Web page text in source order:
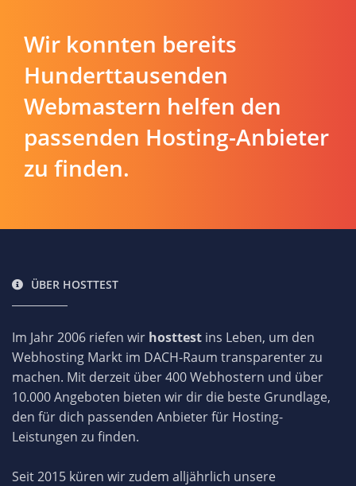
Wir konnten bereits
Hunderttausenden
Webmastern helfen den
passenden Hosting-Anbieter
zu finden.
ÜBER HOSTTEST
Im Jahr 2006 riefen wir hosttest ins Leben, um den
Webhosting Markt im DACH-Raum transparenter zu
machen. Mit derzeit über 400 Webhostern und über
10.000 Angeboten bieten wir dir die beste Grundlage,
den für dich passenden Anbieter für Hosting-
Leistungen zu finden.
Seit 2015 küren wir zudem alljährlich unsere